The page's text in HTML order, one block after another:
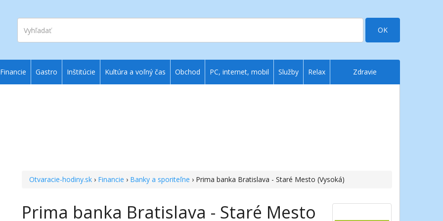
Vyhľadať
OK
Otvaracie-hodiny.sk › Financie › Banky a sporiteľne › Prima banka Bratislava - Staré Mesto (Vysoká)
Prima banka Bratislava - Staré Mesto
Financie Gastro Inštitúcie Kultúra a voľný čas Obchod PC, internet, mobil Služby Relax Zdravie